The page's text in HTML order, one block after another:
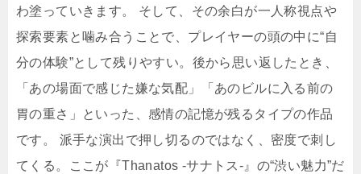
わ塗っていきます。 そして、その余白が一人称視点や
探索要素と噛み合うことで、プレイヤーの頭の中に“自
分の体験”として残りやすい。後から思い返したとき、
「あの場面で感じた嫌な気配」「あのビルに入る前の
胃の重さ」といった、感情の記憶が残るタイプの作品
です。 派手な演出で押し切るのではなく、密度で刺し
てくる。ここが『Thanatos -サナトス-』の“渋い魅力”だ